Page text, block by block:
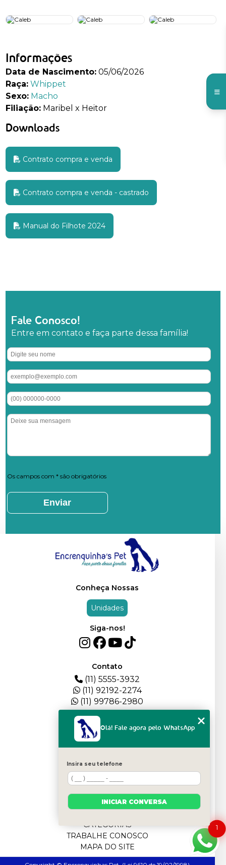
Informações
Data de Nascimento: 05/06/2026
Raça: Whippet
Sexo: Macho
Filiação: Maribel x Heitor
Downloads
Contrato compra e venda
Contrato compra e venda - castrado
Manual do Filhote 2024
Fale Conosco!
Entre em contato e faça parte dessa família!
Os campos com * são obrigatórios
Conheça Nossas
Unidades
Siga-nos!
Contato
(11) 5555-3932
(11) 92192-2274
(11) 99786-2980
QUEM SOMOS
PLANTEL
BLOG
SERVIÇOS
FILHOTES
CATEGORIAS
TRABALHE CONOSCO
MAPA DO SITE
1
Olá! Fale agora pelo WhatsApp
Insira seu telefone
INICIAR CONVERSA